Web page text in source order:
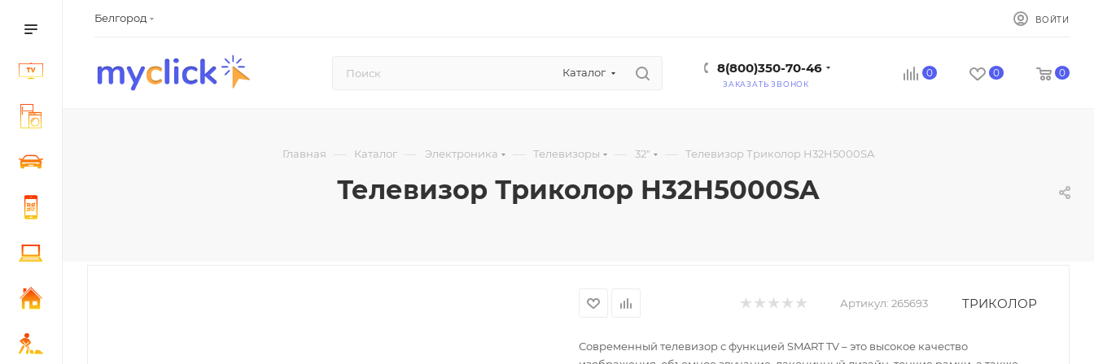
Белгород ВОЙТИ
Каталог 8(800)350-70-46
ЗАКАЗАТЬ ЗВОНОК
0 0 0
Главная — Каталог — Электроника — Телевизоры — 32" — Телевизор Триколор H32H5000SA
Телевизор Триколор H32H5000SA
Артикул: 265693 ТРИКОЛОР
Современный телевизор с функцией SMART TV – это высокое качество